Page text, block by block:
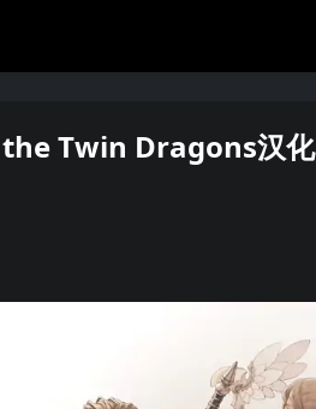
Twin Dragons汉化